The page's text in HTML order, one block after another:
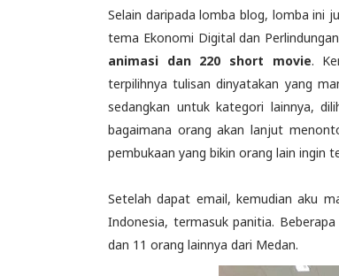
Selain daripada lomba blog, lomba ini
tema Ekonomi Digital dan
animasi dan 220 short movie.
terpilihnya tulisan dinyatakan yang
sedangkan untuk kategori lainnya,
bagaimana orang akan lanjut
pembukaan yang bikin orang lain ingin
Setelah dapat email, kemudian aku
Indonesia, termasuk panitia.
dan 11 orang lainnya dari Medan.